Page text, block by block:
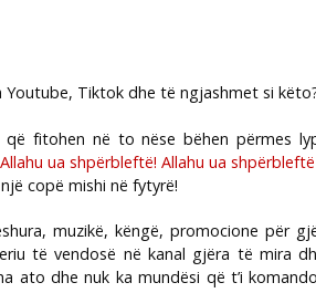
Youtube, Tiktok dhe të ngjashmet si
fitohen në to nëse bëhen përmes
ua shpërbleftë! Allahu ua
copë mishi në fytyrë!
muzikë, këngë, promocione për
të vendosë në kanal gjëra të mira
ato dhe nuk ka mundësi që t’i